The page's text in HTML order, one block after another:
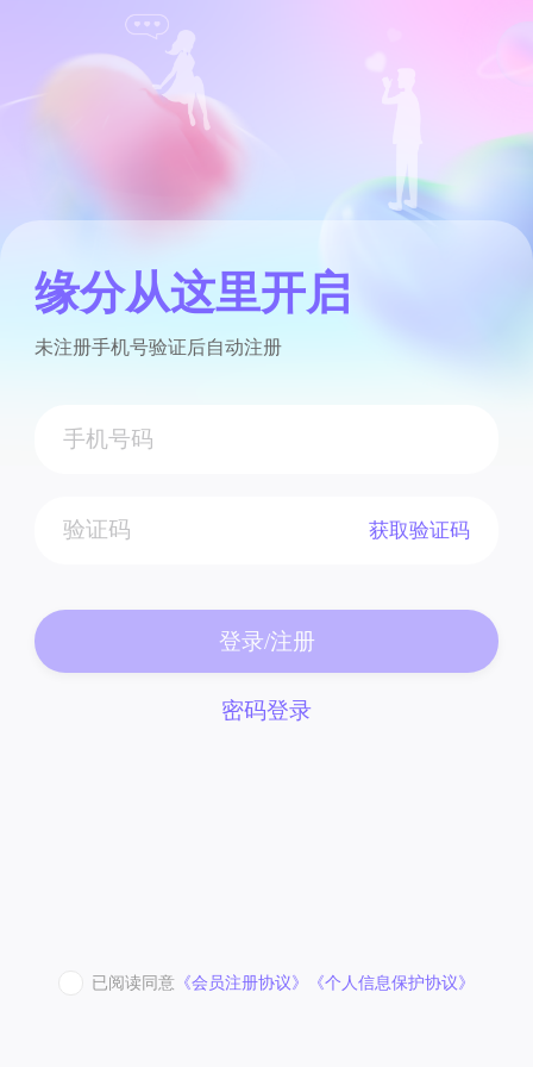
缘分从这里开启
未注册手机号验证后自动注册
获取验证码
登录/注册
密码登录
已阅读同意 《会员注册协议》 《个人信息保护协议》